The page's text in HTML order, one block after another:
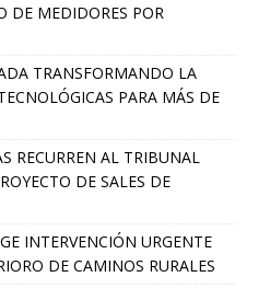
DE MEDIDORES POR
TRANSFORMANDO LA
PARA MÁS DE
RECURREN AL TRIBUNAL
DE SALES DE
INTERVENCIÓN URGENTE
DE CAMINOS RURALES